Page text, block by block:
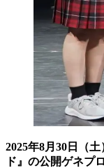
2025年8月30日（
ド』の公開ゲネプ